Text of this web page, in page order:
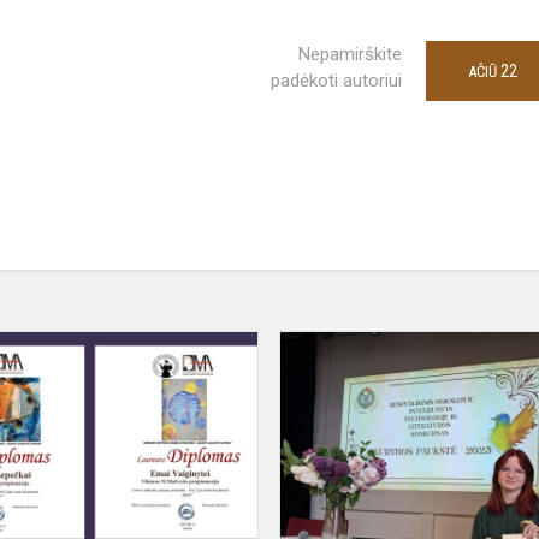
Nepamirškite
padėkoti autoriui
AČIŪ 22
Piešinių
sapnai"
laureatai